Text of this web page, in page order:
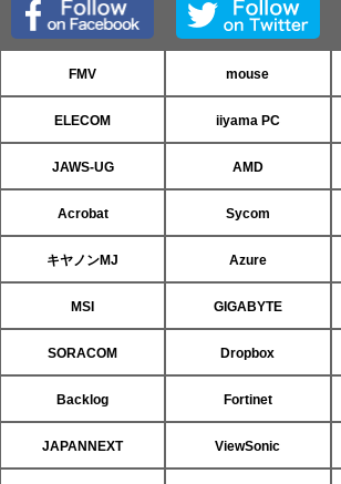
FMV mouse
ELECOM iiyama PC
JAWS-UG AMD
Acrobat Sycom
キヤノンMJ Azure
MSI GIGABYTE
SORACOM Dropbox
Backlog Fortinet
JAPANNEXT ViewSonic